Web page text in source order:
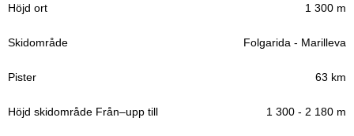
1 300 m
Folgarida - Marilleva
63 km
1 300 - 2 180 m